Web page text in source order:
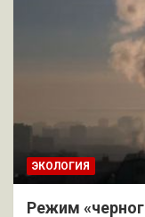
ЭКОЛОГИЯ
Режим